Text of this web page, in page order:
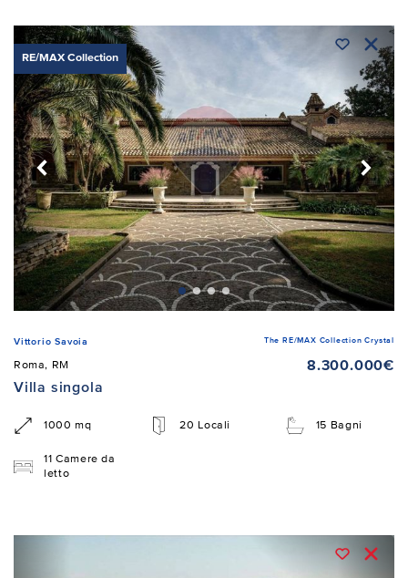
RE/MAX Collection
Vittorio Savoia The RE/MAX Collection Crystal
Roma, RM
8.300.000€
Villa singola
1000 mq 20 Locali 15 Bagni
11 Camere da
letto